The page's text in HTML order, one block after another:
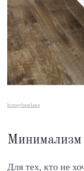
honeybearlane
Минимализм
Для тех, кто не